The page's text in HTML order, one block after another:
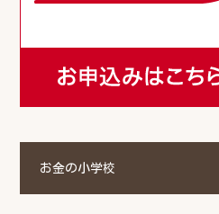
お金の小学校